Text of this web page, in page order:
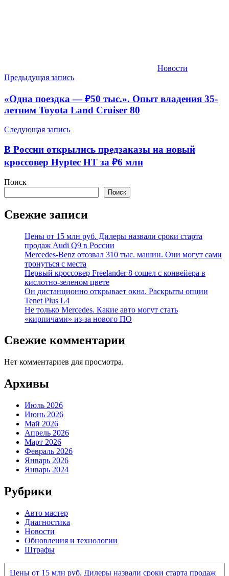
Новости
Навигация
по
записям
Предыдущая запись
«Одна поездка — ₽50 тыс.». Опыт владения 35-
летним Toyota Land Cruiser 80
Следующая запись
В России открылись предзаказы на новый
кроссовер Hyptec HT за ₽6 млн
Поиск
Поиск
Свежие записи
Цены от 15 млн руб. Дилеры назвали сроки старта
продаж Audi Q9 в России
Mercedes-Benz отозвал 310 тыс. машин. Они могут сами
тронуться с места
Первый кроссовер Freelander 8 сошел с конвейера в
кислотно-зеленом цвете
Он дистанционно открывает окна. Раскрыты опции
Tenet Plus L4
Не только Mercedes. Какие авто могут стать
«кирпичами» из-за нового ПО
Свежие комментарии
Нет комментариев для просмотра.
Архивы
Июль 2026
Июнь 2026
Май 2026
Апрель 2026
Март 2026
Февраль 2026
Январь 2026
Январь 2024
Рубрики
Авто мастер
Диагностика
Новости
Обновления и технологии
Штрафы
Цены от 15 млн руб. Дилеры назвали сроки старта продаж